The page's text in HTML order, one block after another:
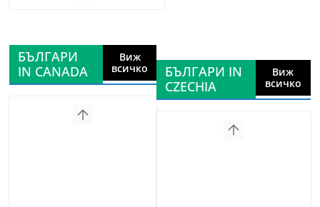
БЪЛГАРИ
IN CANADA
Виж
всичко
БЪЛГАРИ IN
CZECHIA
Виж
всичко